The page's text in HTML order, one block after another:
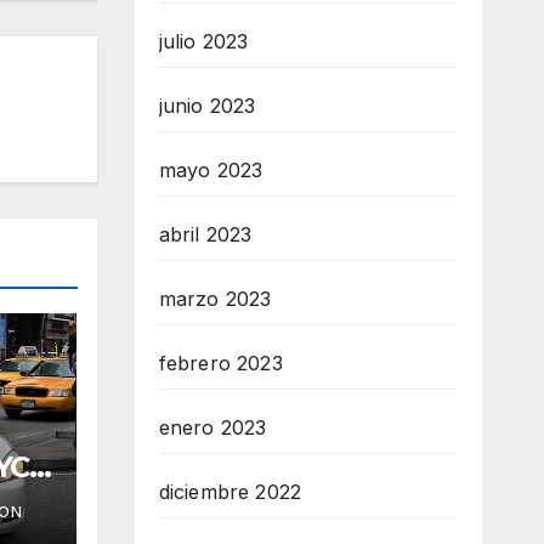
julio 2023
junio 2023
mayo 2023
abril 2023
marzo 2023
febrero 2023
enero 2023
diciembre 2022